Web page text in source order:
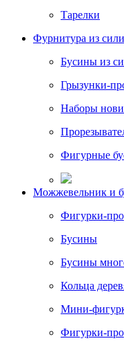
Тарелки
Фурнитура из
Бусины из
Грызунки-
Наборы
Фигурные
Можжевельник и
Фигурки-
Бусины
Бусины
Кольца
Мини-
Фигурки-